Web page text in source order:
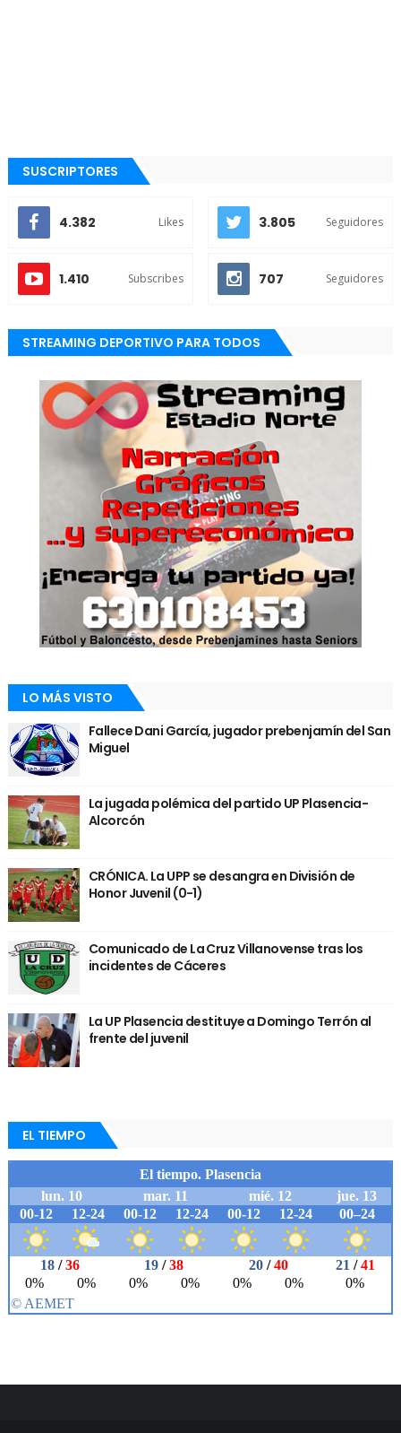
SUSCRIPTORES
4.382 Likes 3.805 Seguidores
1.410 Subscribes 707 Seguidores
STREAMING DEPORTIVO PARA TODOS
LO MÁS VISTO
Fallece Dani García, jugador prebenjamín del San
Miguel
La jugada polémica del partido UP Plasencia-
Alcorcón
CRÓNICA. La UPP se desangra en División de
Honor Juvenil (0-1)
Comunicado de La Cruz Villanovense tras los
incidentes de Cáceres
La UP Plasencia destituye a Domingo Terrón al
frente del juvenil
EL TIEMPO